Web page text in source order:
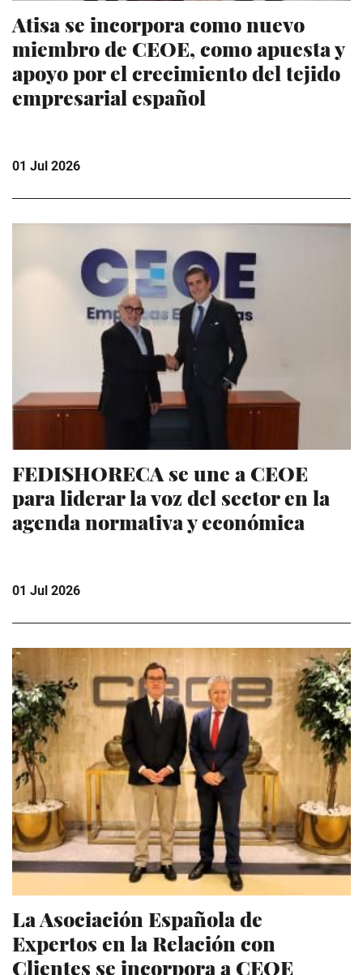
Atisa se incorpora como nuevo
miembro de CEOE, como apuesta y
apoyo por el crecimiento del tejido
empresarial español
01 Jul 2026
FEDISHORECA se une a CEOE
para liderar la voz del sector en la
agenda normativa y económica
01 Jul 2026
La Asociación Española de
Expertos en la Relación con
Clientes se incorpora a CEOE